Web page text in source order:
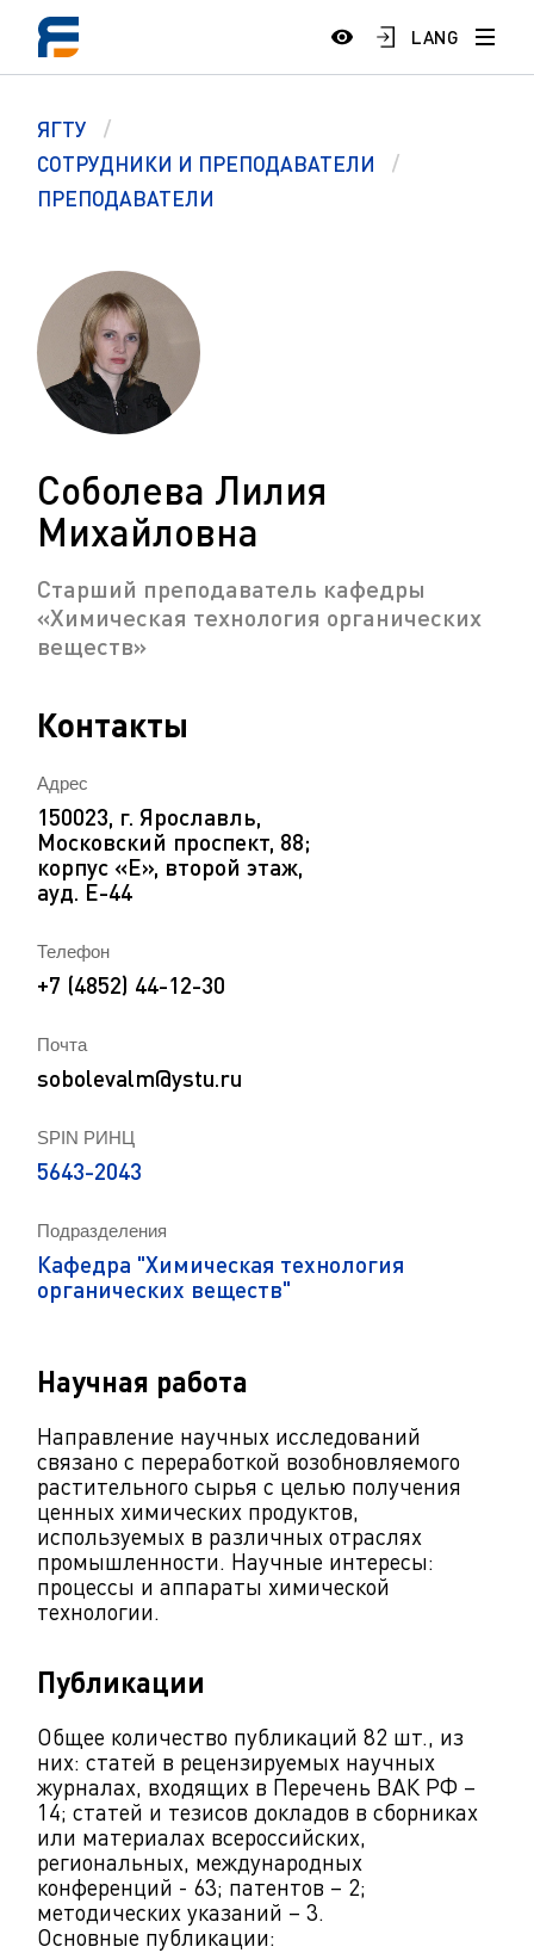
LANG
ЯГТУ
СОТРУДНИКИ И ПРЕПОДАВАТЕЛИ
ПРЕПОДАВАТЕЛИ
Соболева Лилия
Михайловна
Старший преподаватель кафедры
«Химическая технология органических
веществ»
Подразделения
Кафедра "Химическая технология
органических веществ"
Научная работа
Направление научных исследований
связано с переработкой возобновляемого
растительного сырья с целью получения
ценных химических продуктов,
используемых в различных отраслях
промышленности. Научные интересы:
процессы и аппараты химической
технологии.
Публикации
Общее количество публикаций 82 шт., из
них: статей в рецензируемых научных
журналах, входящих в Перечень ВАК РФ –
14; статей и тезисов докладов в сборниках
или материалах всероссийских,
региональных, международных
конференций - 63; патентов – 2;
методических указаний – 3.
Основные публикации:
Контакты
Адрес
150023, г. Ярославль,
Московский проспект, 88;
корпус «Е», второй этаж,
ауд. Е-44
Телефон
+7 (4852) 44-12-30
Почта
sobolevalm@ystu.ru
SPIN РИНЦ
5643-2043